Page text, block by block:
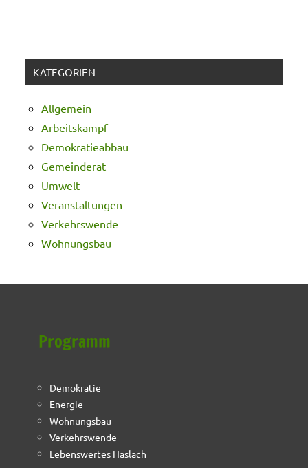
KATEGORIEN
Allgemein
Arbeitskampf
Demokratieabbau
Gemeinderat
Umwelt
Veranstaltungen
Verkehrswende
Wohnungsbau
Programm
Demokratie
Energie
Wohnungsbau
Verkehrswende
Lebenswertes Haslach